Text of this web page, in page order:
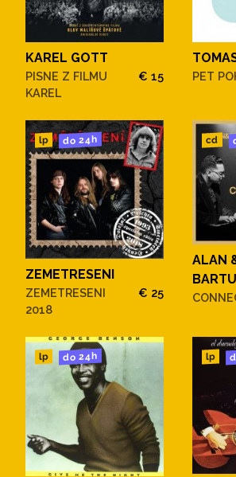
KAREL GOTT
PISNE Z FILMU
KAREL
€ 15 PET
lp do 24h
ZEMETRESENI
ZEMETRESENI
2018
€ 25
cd
ALAN
lp do 24h lp